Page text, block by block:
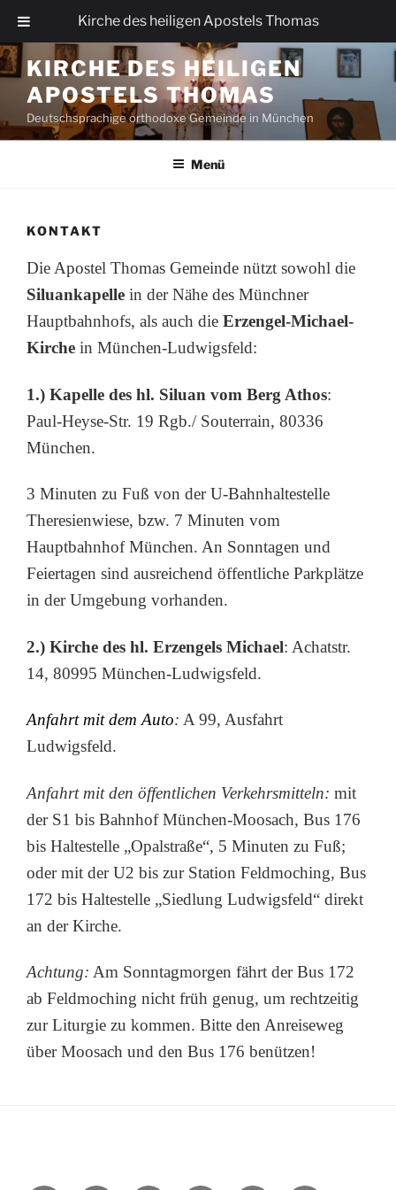
Zum
Inhalt
springen
KIRCHE DES HEILIGEN
APOSTELS THOMAS
Deutschsprachige orthodoxe Gemeinde in München
Menü
KONTAKT
Die Apostel Thomas Gemeinde nützt sowohl die
Siluankapelle in der Nähe des Münchner
Hauptbahnhofs, als auch die Erzengel-Michael-
Kirche in München-Ludwigsfeld:
1.) Kapelle des hl. Siluan vom Berg Athos:
Paul-Heyse-Str. 19 Rgb./ Souterrain, 80336
München.
3 Minuten zu Fuß von der U-Bahnhaltestelle
Theresienwiese, bzw. 7 Minuten vom
Hauptbahnhof München. An Sonntagen und
Feiertagen sind ausreichend öffentliche Parkplätze
in der Umgebung vorhanden.
2.) Kirche des hl. Erzengels Michael: Achatstr.
14, 80995 München-Ludwigsfeld.
Anfahrt mit dem Auto: A 99, Ausfahrt
Ludwigsfeld.
Anfahrt mit den öffentlichen Verkehrsmitteln: mit
der S1 bis Bahnhof München-Moosach, Bus 176
bis Haltestelle „Opalstraße“, 5 Minuten zu Fuß;
oder mit der U2 bis zur Station Feldmoching, Bus
172 bis Haltestelle „Siedlung Ludwigsfeld“ direkt
an der Kirche.
Achtung: Am Sonntagmorgen fährt der Bus 172
ab Feldmoching nicht früh genug, um rechtzeitig
zur Liturgie zu kommen. Bitte den Anreiseweg
über Moosach und den Bus 176 benützen!
Kirche des heiligen Apostels Thomas